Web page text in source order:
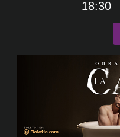
18:30